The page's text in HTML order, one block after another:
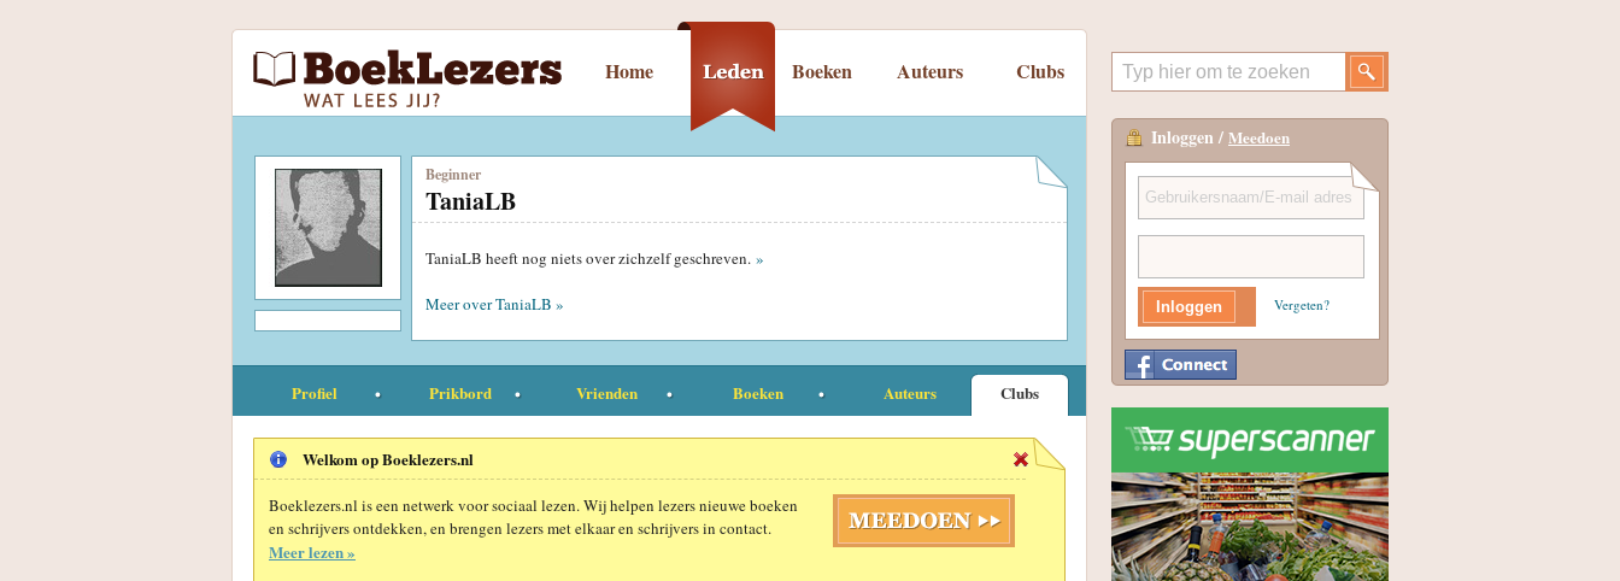
Home Boeken Auteurs Clubs
Beginner
TaniaLB
TaniaLB heeft nog niets over zichzelf geschreven. »
Meer over TaniaLB »
Profiel Prikbord Vrienden Boeken Auteurs Clubs
Welkom op Boeklezers.nl
Boeklezers.nl is een netwerk voor sociaal lezen. Wij helpen lezers nieuwe boeken
en schrijvers ontdekken, en brengen lezers met elkaar en schrijvers in contact.
Meer lezen »
Inloggen / Meedoen
Vergeten?